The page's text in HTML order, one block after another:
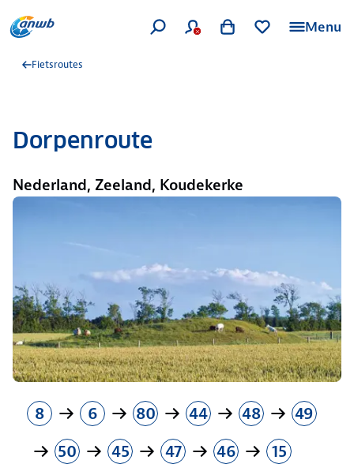
Menu
Fietsroutes
Dorpenroute
Nederland, Zeeland, Koudekerke
8 6 80 44 48
49
50
45 47 46
15